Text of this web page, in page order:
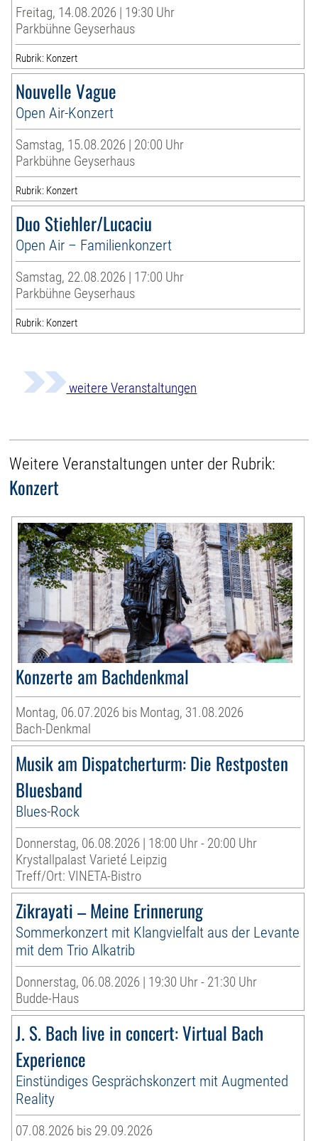
Freitag, 14.08.2026 | 19:30 Uhr
Parkbühne Geyserhaus
Rubrik: Konzert
Nouvelle Vague
Open Air-Konzert
Samstag, 15.08.2026 | 20:00 Uhr
Parkbühne Geyserhaus
Rubrik: Konzert
Duo Stiehler/Lucaciu
Open Air – Familienkonzert
Samstag, 22.08.2026 | 17:00 Uhr
Parkbühne Geyserhaus
Rubrik: Konzert
weitere Veranstaltungen
Weitere Veranstaltungen unter der Rubrik:
Konzert
Konzerte am Bachdenkmal
Montag, 06.07.2026 bis Montag, 31.08.2026
Bach-Denkmal
Musik am Dispatcherturm: Die Restposten
Bluesband
Blues-Rock
Donnerstag, 06.08.2026 | 18:00 Uhr - 20:00 Uhr
Krystallpalast Varieté Leipzig
Treff/Ort: VINETA-Bistro
Zikrayati – Meine Erinnerung
Sommerkonzert mit Klangvielfalt aus der Levante
mit dem Trio Alkatrib
Donnerstag, 06.08.2026 | 19:30 Uhr - 21:30 Uhr
Budde-Haus
J. S. Bach live in concert: Virtual Bach
Experience
Einstündiges Gesprächskonzert mit Augmented
Reality
07.08.2026 bis 29.09.2026